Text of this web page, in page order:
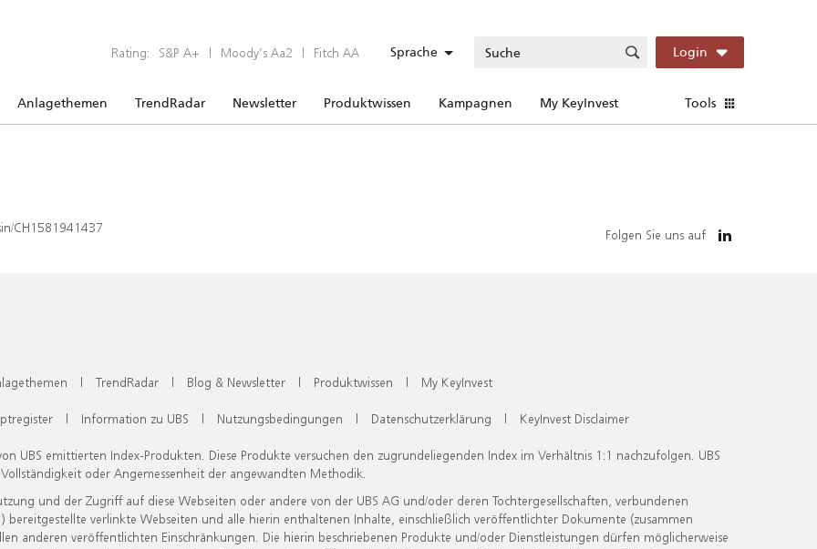
Rating: S&P A+ | Moody’s Aa2 | Fitch AA Sprache Login
Anlagethemen TrendRadar Newsletter Produktwissen Kampagnen My KeyInvest Tools
CH1581941437 Folgen Sie uns auf
| TrendRadar | Blog & Newsletter | Produktwissen | My KeyInvest
| Information zu UBS | Nutzungsbedingungen | Datenschutzerklärung | KeyInvest Disclaimer
UBS emittierten Index-Produkten. Diese Produkte versuchen den zugrundeliegenden Index im Verhältnis 1:1 nachzufolgen. UBS
oder Angemessenheit der angewandten Methodik.
und der Zugriff auf diese Webseiten oder andere von der UBS AG und/oder deren Tochtergesellschaften, verbundenen
verlinkte Webseiten und alle hierin enthaltenen Inhalte, einschließlich veröffentlichter Dokumente (zusammen
anderen veröffentlichten Einschränkungen. Die hierin beschriebenen Produkte und/oder Dienstleistungen dürfen möglicherweise